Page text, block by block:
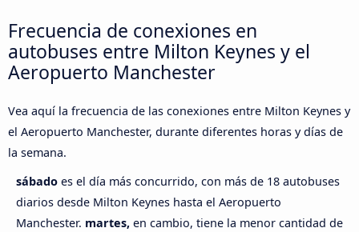
Frecuencia de conexiones en
autobuses entre Milton Keynes y el
Aeropuerto Manchester
Vea aquí la frecuencia de las conexiones entre Milton Keynes y
el Aeropuerto Manchester, durante diferentes horas y días de
la semana.
sábado es el día más concurrido, con más de 18 autobuses
diarios desde Milton Keynes hasta el Aeropuerto
Manchester. martes, en cambio, tiene la menor cantidad de